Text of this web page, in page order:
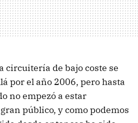
circuitería de bajo coste se
por el año 2006, pero hasta
no empezó a estar
público, y como podemos